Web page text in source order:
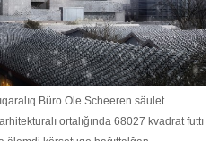
Büro Ole Scheeren säulet
ortalığında 68027 kvadrat futtı